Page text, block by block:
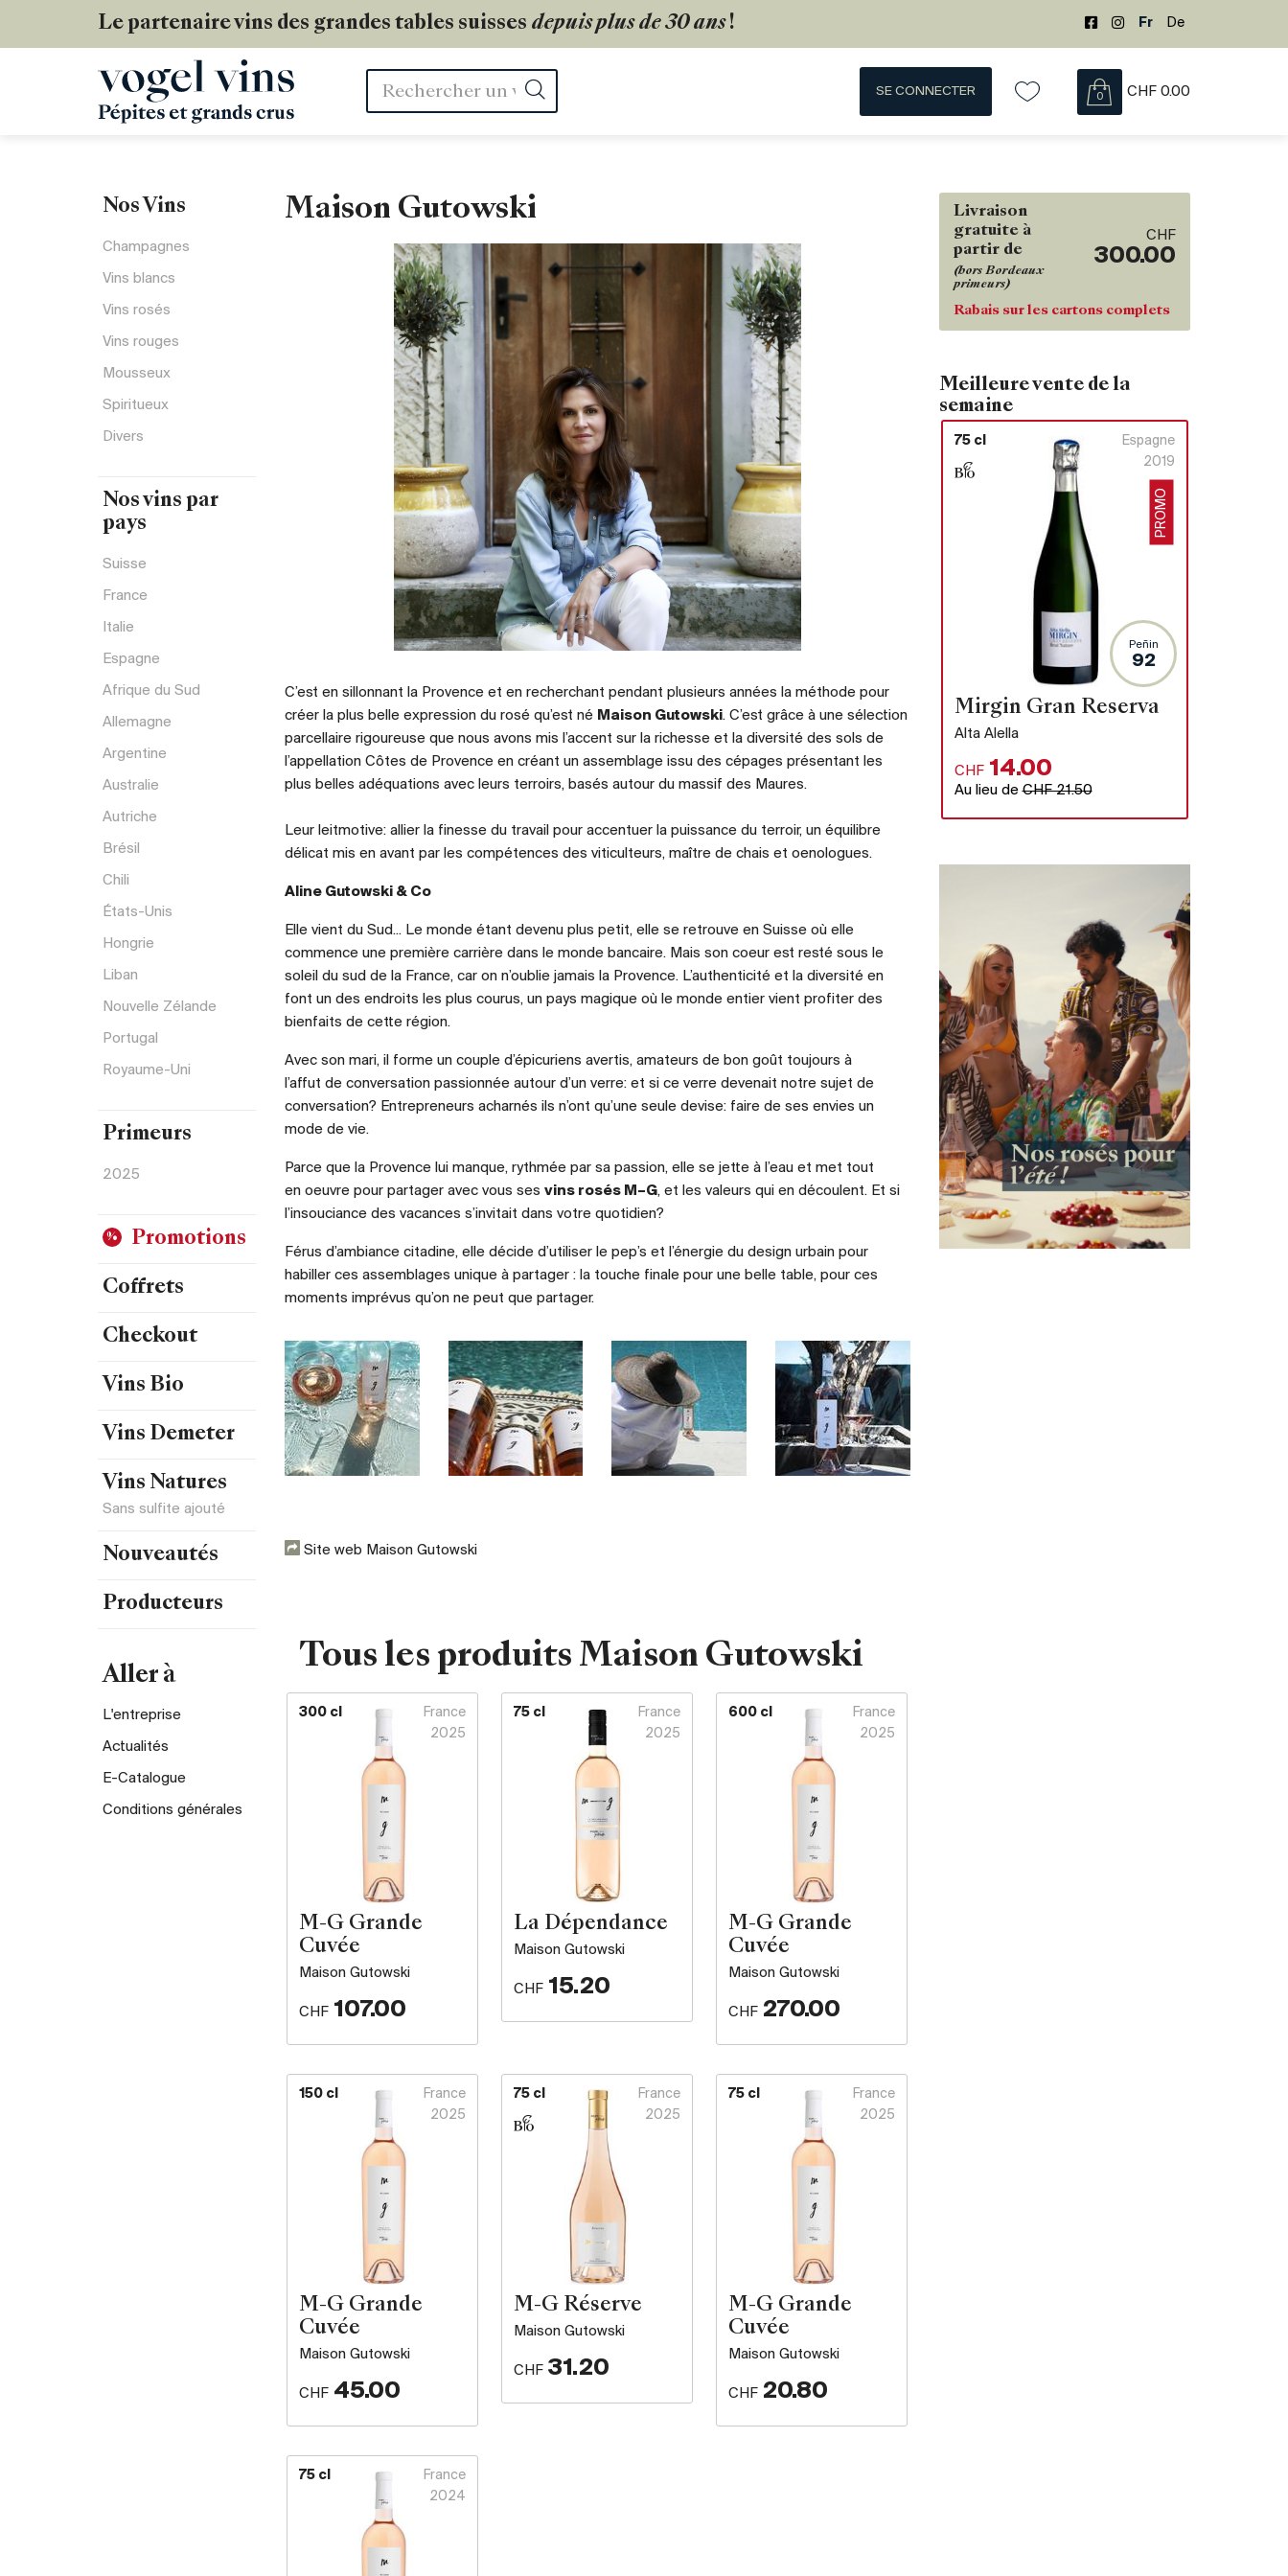
Le partenaire vins des grandes tables suisses depuis plus de 30 ans! Fr De
Mots
SE CONNECTER 0 CHF 0.00
Nos Vins
Champagnes
Vins blancs
Vins rosés
Vins rouges
Mousseux
Spiritueux
Divers
Nos vins par
pays
Suisse
France
Italie
Espagne
Afrique du Sud
Allemagne
Argentine
Australie
Autriche
Brésil
Chili
États-Unis
Hongrie
Liban
Nouvelle Zélande
Portugal
Royaume-Uni
Primeurs
2025
Promotions
Coffrets
Checkout
Vins Bio
Vins Demeter
Vins Natures
Sans sulfite ajouté
Nouveautés
Producteurs
Aller à
L'entreprise
Actualités
E-Catalogue
Conditions générales
Maison Gutowski
C’est en sillonnant la Provence et en recherchant pendant plusieurs années la méthode pour
créer la plus belle expression du rosé qu’est né Maison Gutowski. C’est grâce à une sélection
parcellaire rigoureuse que nous avons mis l’accent sur la richesse et la diversité des sols de
l’appellation Côtes de Provence en créant un assemblage issu des cépages présentant les
plus belles adéquations avec leurs terroirs, basés autour du massif des Maures.
Leur leitmotive: allier la finesse du travail pour accentuer la puissance du terroir, un équilibre
délicat mis en avant par les compétences des viticulteurs, maître de chais et oenologues.
Aline Gutowski & Co
Elle vient du Sud... Le monde étant devenu plus petit, elle se retrouve en Suisse où elle
commence une première carrière dans le monde bancaire. Mais son coeur est resté sous le
soleil du sud de la France, car on n’oublie jamais la Provence. L’authenticité et la diversité en
font un des endroits les plus courus, un pays magique où le monde entier vient profiter des
bienfaits de cette région.
Avec son mari, il forme un couple d’épicuriens avertis, amateurs de bon goût toujours à
l’affut de conversation passionnée autour d’un verre: et si ce verre devenait notre sujet de
conversation? Entrepreneurs acharnés ils n’ont qu’une seule devise: faire de ses envies un
mode de vie.
Parce que la Provence lui manque, rythmée par sa passion, elle se jette à l’eau et met tout
en oeuvre pour partager avec vous ses vins rosés M–G, et les valeurs qui en découlent. Et si
l’insouciance des vacances s’invitait dans votre quotidien?
Férus d’ambiance citadine, elle décide d’utiliser le pep’s et l’énergie du design urbain pour
habiller ces assemblages unique à partager : la touche finale pour une belle table, pour ces
moments imprévus qu’on ne peut que partager.
Site web Maison Gutowski
Tous les produits Maison Gutowski
300 cl
France
2025
M-G Grande
Cuvée
Maison Gutowski
CHF 107.00
75 cl
France
2025
La Dépendance
Maison Gutowski
CHF 15.20
600 cl
France
2025
M-G Grande
Cuvée
Maison Gutowski
CHF 270.00
150 cl
France
2025
M-G Grande
Cuvée
Maison Gutowski
CHF 45.00
75 cl
France
2025
M-G Réserve
Maison Gutowski
CHF 31.20
75 cl
France
2025
M-G Grande
Cuvée
Maison Gutowski
CHF 20.80
75 cl
France
2024
Livraison
gratuite à
partir de
(hors Bordeaux
primeurs)
CHF
300.00
Rabais sur les cartons complets
Meilleure vente de la
semaine
75 cl
Espagne
2019
PROMO
Peñin
92
Mirgin Gran Reserva
Alta Alella
CHF 14.00
Au lieu deCHF 21.50